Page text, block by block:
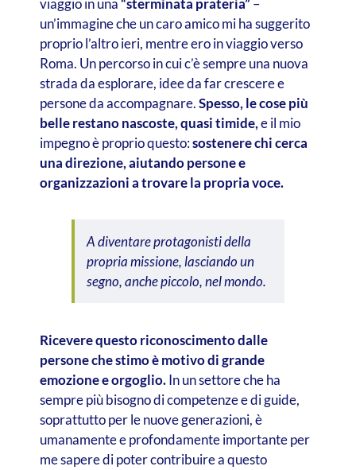
viaggio in una“sterminata prateria” –
un’immagine che un caro amico mi ha suggerito
proprio l’altro ieri, mentre ero in viaggio verso
Roma. Un percorso in cui c’è sempre una nuova
strada da esplorare, idee da far crescere e
persone da accompagnare.Spesso, le cose più
belle restano nascoste, quasi timide,e il mio
impegno è proprio questo:sostenere chi cerca
una direzione, aiutando persone e
organizzazioni a trovare la propria voce.
A diventare protagonisti della
propria missione, lasciando un
segno, anche piccolo, nel mondo.
Ricevere questo riconoscimento dalle
persone che stimo è motivo di grande
emozione e orgoglio.In un settore che ha
sempre più bisogno di competenze e di guide,
soprattutto per le nuove generazioni, è
umanamente e profondamente importante per
me sapere di poter contribuire a questo